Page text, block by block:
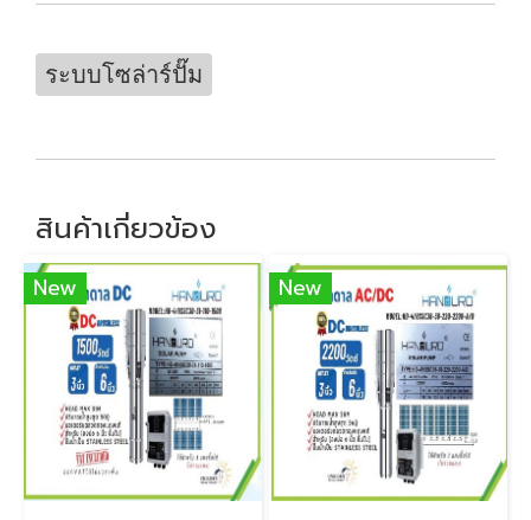
ระบบโซล่าร์ปั๊ม
สินค้าเกี่ยวข้อง
New New